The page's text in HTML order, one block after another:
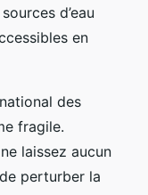
d’eau
en
des
fragile.
laissez aucun
perturber la